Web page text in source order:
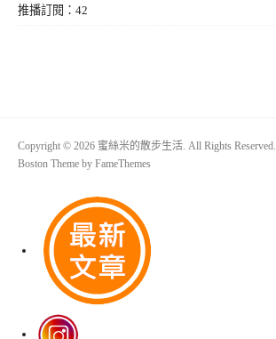
推播訂閱：42
Copyright © 2026 蜜絲米的散步生活. All Rights Reserved.
Boston Theme by FameThemes